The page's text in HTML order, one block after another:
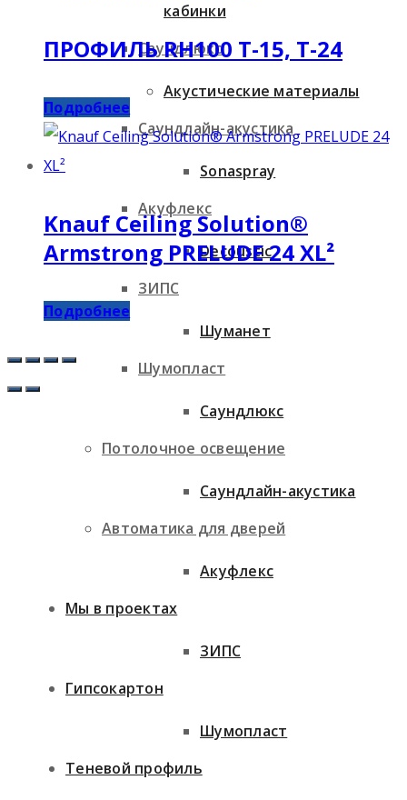
Саундлюкс
Саундлайн-акустика
Акуфлекс
ЗИПС
Шумопласт
Потолочное освещение
Автоматика для дверей
Мы в проектах
Гипсокартон
Теневой профиль
кабинки
Акустические материалы
Sonaspray
Decoustic
Шуманет
Саундлюкс
Саундлайн-акустика
Акуфлекс
ЗИПС
Шумопласт
ПРОФИЛЬ RH100 T-15, T-24
Подробнее
Knauf Ceiling Solution®
Armstrong PRELUDE 24 XL²
Подробнее